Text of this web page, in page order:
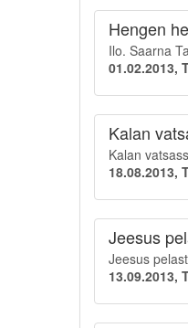
Hengen
Ilo. Saarna
01.02.2013,
Kalan
Kalan
18.08.2013,
Jeesus
Jeesus
13.09.2013,